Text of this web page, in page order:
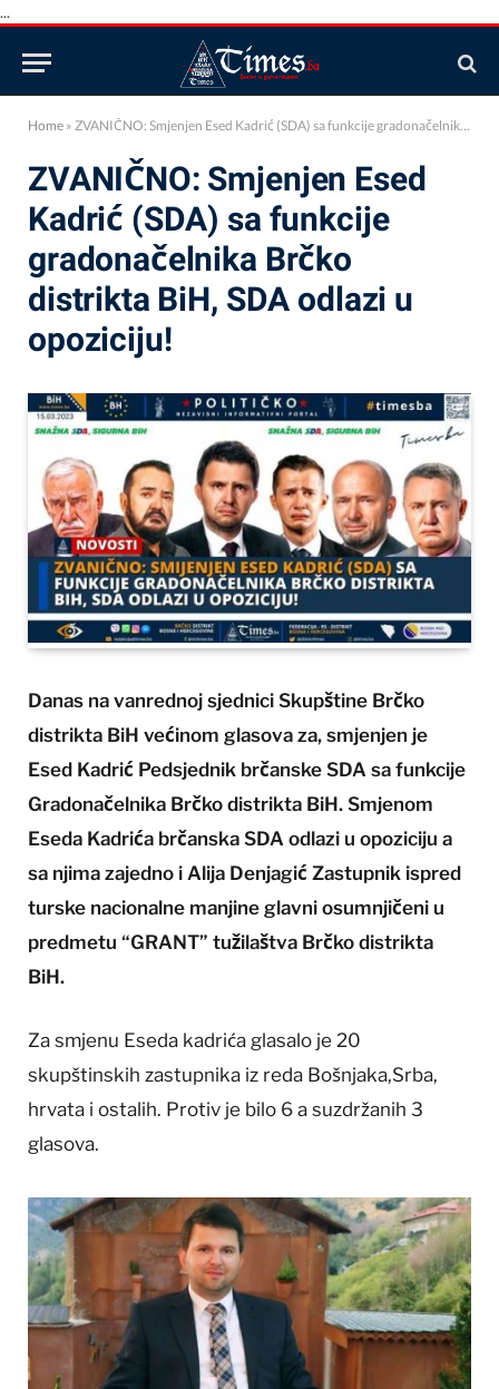
...
Home » ZVANIČNO: Smjenjen Esed Kadrić (SDA) sa funkcije gradonačelnika Brčko distrikta BiH, SDA odlazi u opoziciju!
ZVANIČNO: Smjenjen Esed
Kadrić (SDA) sa funkcije
gradonačelnika Brčko
distrikta BiH, SDA odlazi u
opoziciju!
Danas na vanrednoj sjednici Skupštine Brčko
distrikta BiH većinom glasova za, smjenjen je
Esed Kadrić Pedsjednik brčanske SDA sa funkcije
Gradonačelnika Brčko distrikta BiH. Smjenom
Eseda Kadrića brčanska SDA odlazi u opoziciju a
sa njima zajedno i Alija Denjagić Zastupnik ispred
turske nacionalne manjine glavni osumnjičeni u
predmetu “GRANT” tužilaštva Brčko distrikta
BiH.
Za smjenu Eseda kadrića glasalo je 20
skupštinskih zastupnika iz reda Bošnjaka,Srba,
hrvata i ostalih. Protiv je bilo 6 a suzdržanih 3
glasova.